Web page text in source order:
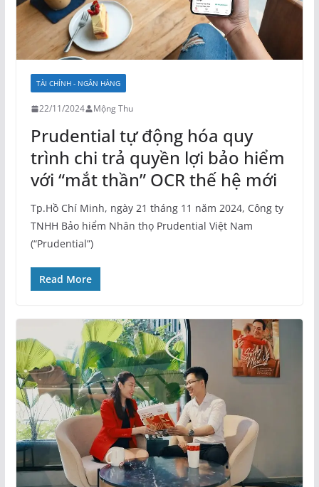
TÀI CHÍNH - NGÂN HÀNG
22/11/2024 Mộng Thu
Prudential tự động hóa quy
trình chi trả quyền lợi bảo hiểm
với “mắt thần” OCR thế hệ mới
Tp.Hồ Chí Minh, ngày 21 tháng 11 năm 2024, Công ty
TNHH Bảo hiểm Nhân thọ Prudential Việt Nam
(“Prudential”)
Read More